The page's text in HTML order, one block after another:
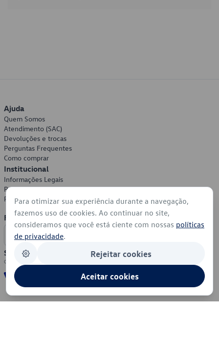
Ajuda
Quem Somos
Atendimento (SAC)
Devoluções e trocas
Perguntas Frequentes
Como comprar
Institucional
Informações Legais
Política de Privacidade
Política de Cookies
Formas de Pagamento
Segurança
Para otimizar sua experiência durante a navegação,
fazemos uso de cookies. Ao continuar no site,
consideramos que você está ciente com nossas políticas
de privacidade.
Rejeitar cookies
Aceitar cookies